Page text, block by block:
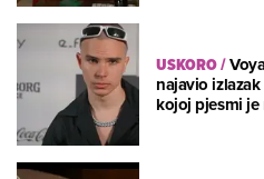
USKORO/
najavio
kojoj pjesmi je